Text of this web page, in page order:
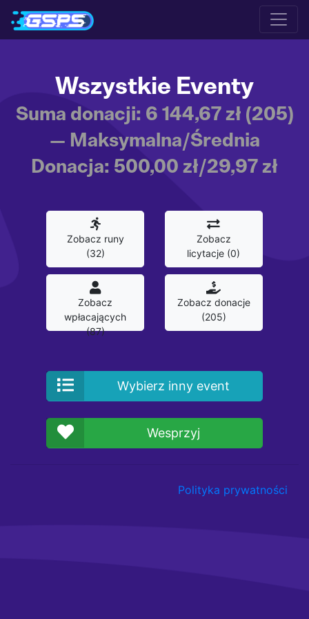
Wszystkie Eventy
Suma donacji: 6 144,67 zł (205)
— Maksymalna/Średnia
Donacja: 500,00 zł/29,97 zł
Zobacz runy
(32)
Zobacz
licytacje (0)
Zobacz
wpłacających
(87)
Zobacz donacje
(205)
Wybierz inny event
Wesprzyj
Polityka prywatności